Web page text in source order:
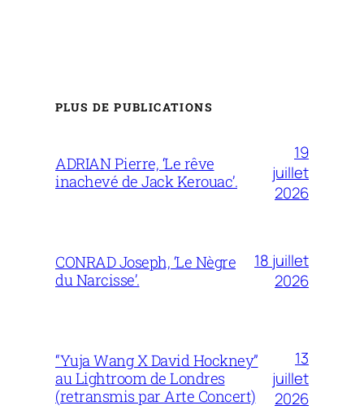
PLUS DE PUBLICATIONS
ADRIAN Pierre, ‘Le rêve
inachevé de Jack Kerouac’.
19
juillet
2026
CONRAD Joseph, ‘Le Nègre
du Narcisse’.
18 juillet
2026
“Yuja Wang X David Hockney”
au Lightroom de Londres
(retransmis par Arte Concert)
13
juillet
2026